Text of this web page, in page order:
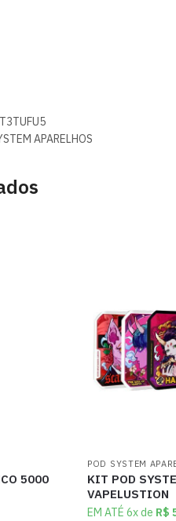
APARELHOS
5000
POD SYSTEM
KIT POD
VAPELUSTION
EM ATÉ 6x de R$